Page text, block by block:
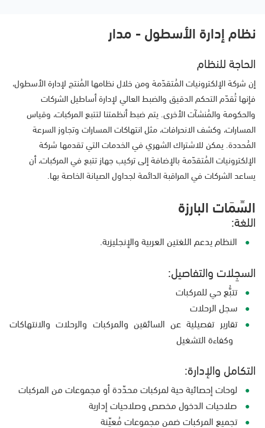
نظام إدارة الأسطول - مدار
الحاجة للنظام
إن شركة الإلكترونيات المُتقدّمة ومن خلال نظامها المُنتج لإدارة الأسطول،
فإنها تُقدّم التحكم الدقيق والضبط العالي لإدارة أساطيل الشركات
والحكومة والمُنشآت الأخرى. يتم ضبط أنظمتنا لتتبع المركبات، وقياس
المسارات، وكشف الانحرافات، مثل انتهاكات المسارات وتجاوز السرعة
المُحددة. يمكن للاشتراك الشهري في الخدمات التي تقدمها شركة
الإلكترونيات المُتقدّمة بالإضافة إلى تركيب جهاز تتبع في المركبات، أن
يساعد الشركات في المراقبة الدائمة لجداول الصيانة الخاصة بها.
السِّمَات البارزة
اللغة:
النظام يدعم اللغتين العربية والإنجليزية.
السجِلات والتفاصيل:
تتبُّع حي للمركبات
سجل الرحلات
تقارير تفصيلية عن السائقين والمركبات والرحلات والانتهاكات
وكفاءة التشغيل
التكامل والإدارة:
لوحات إحصائية حية لمركبات محدّدة أو مجموعات من المركبات
صلاحيات الدخول مخصص وصلاحيات إدارية
تجميع المركبات ضمن مجموعات مُعيّنة